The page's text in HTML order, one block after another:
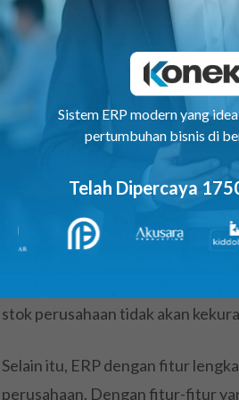
Sistem ERP modern yang
pertumbuhan bisnis di
Telah Dipercaya
Software ERP tentu berguna
menggunakan sistem ini,
bisnis yang ada. Untuk itu, Anda
Berikut merupakan beberapa
perusahaan Anda:
Sistem ERP dengan fitur
perusahan. Dengan fitur yang
stok perusahaan tidak akan
Selain itu, ERP dengan fitur
perusahaan. Dengan fitur-fitur